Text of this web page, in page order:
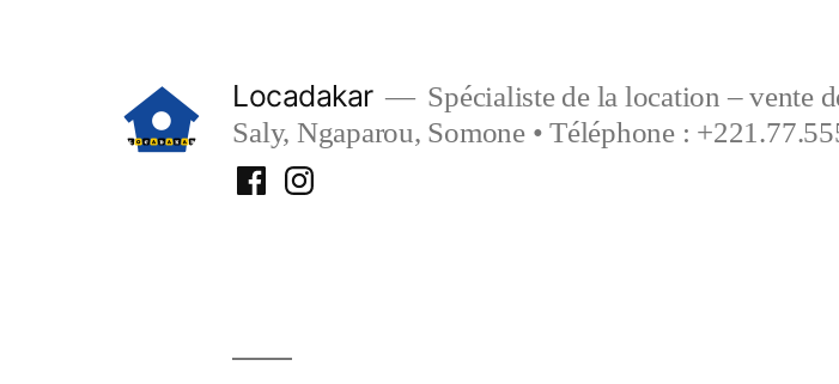
Locadakar
Spécialiste de la location – vente
Saly, Ngaparou, Somone • Téléphone :
FacebookInstagram